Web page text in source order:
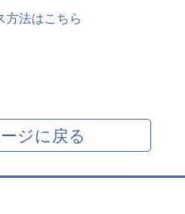
方法はこちら
ジに戻る